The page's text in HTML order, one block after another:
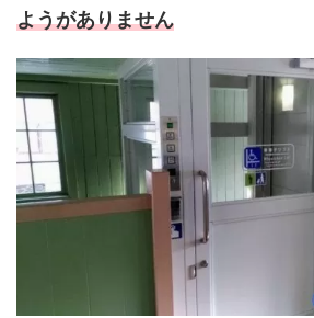
ようがありません